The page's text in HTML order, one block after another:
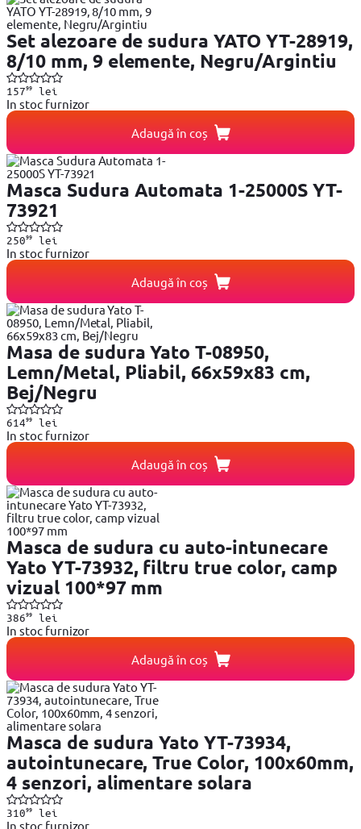
Set alezoare de sudura YATO YT-28919,
8/10 mm, 9 elemente, Negru/Argintiu
15799lei
In stoc furnizor
Adaugă în coș
Masca Sudura Automata 1-25000S YT-
73921
25099lei
In stoc furnizor
Adaugă în coș
Masa de sudura Yato T-08950,
Lemn/Metal, Pliabil, 66x59x83 cm,
Bej/Negru
61499lei
In stoc furnizor
Adaugă în coș
Masca de sudura cu auto-intunecare
Yato YT-73932, filtru true color, camp
vizual 100*97 mm
38699lei
In stoc furnizor
Adaugă în coș
Masca de sudura Yato YT-73934,
autointunecare, True Color, 100x60mm,
4 senzori, alimentare solara
31099lei
In stoc furnizor